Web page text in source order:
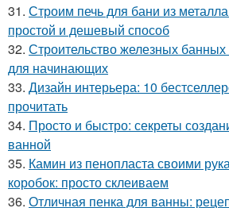
31. Строим печь для бани из
простой и дешевый способ
32. Строительство железных банных
для начинающих
33. Дизайн интерьера: 10
прочитать
34. Просто и быстро: секреты
ванной
35. Камин из пенопласта своими
коробок: просто склеиваем
36. Отличная пенка для ванны: